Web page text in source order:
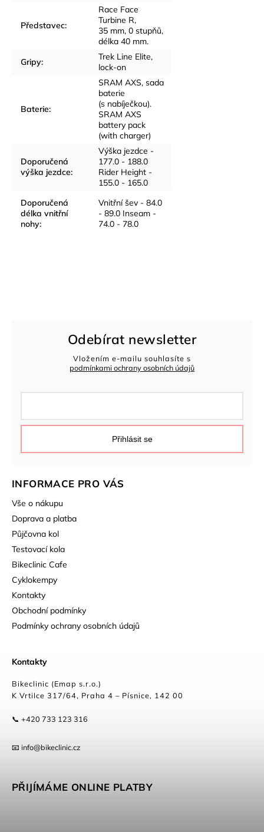
Představec:
Race Face
Turbine R,
35 mm, 0 stupňů,
délka 40 mm.
Gripy:
Trek Line Elite,
lock-on
Baterie:
SRAM AXS, sada
baterie
(s nabíječkou).
SRAM AXS
battery pack
(with charger)
Doporučená
výška jezdce:
Výška jezdce -
177.0 - 188.0
Rider Height -
155.0 - 165.0
Doporučená
délka vnitřní
nohy:
Vnitřní šev - 84.0
- 89.0 Inseam -
74.0 - 78.0
INFORMACE PRO VÁS
Vše o nákupu
Doprava a platba
Půjčovna kol
Testovací kola
Bikeclinic Cafe
Cyklokempy
Kontakty
Obchodní podmínky
Podmínky ochrany osobních údajů
Kontakty
Bikeclinic (Emap s.r.o.)
K Vrtilce 317/64, Praha 4 – Písnice, 142 00
📞 +420 733 123 316
📧 info@bikeclinic.cz
Odebírat newsletter
Vložením e-mailu souhlasíte s
podmínkami ochrany osobních údajů
Přihlásit se
PŘIJÍMÁME ONLINE PLATBY